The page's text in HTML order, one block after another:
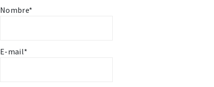
Nombre*
E-mail*